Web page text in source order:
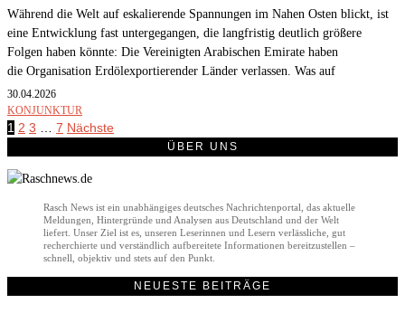
Während die Welt auf eskalierende Spannungen im Nahen Osten blickt, ist
eine Entwicklung fast untergegangen, die langfristig deutlich größere
Folgen haben könnte: Die Vereinigten Arabischen Emirate haben
die Organisation Erdölexportierender Länder verlassen. Was auf
30.04.2026
KONJUNKTUR
1 2 3 7 Nächste
ÜBER UNS
Rasch News ist ein unabhängiges deutsches Nachrichtenportal, das aktuelle
Meldungen, Hintergründe und Analysen aus Deutschland und der Welt
liefert. Unser Ziel ist es, unseren Leserinnen und Lesern verlässliche, gut
recherchierte und verständlich aufbereitete Informationen bereitzustellen –
schnell, objektiv und stets auf den Punkt.
NEUESTE BEITRÄGE